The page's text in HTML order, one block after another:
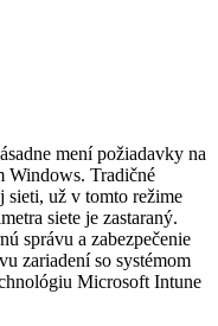
mení požiadavky na
Windows. Tradičné
sieti, už v tomto režime
siete je zastaraný.
správu a zabezpečenie
zariadení so systémom
Microsoft Intune